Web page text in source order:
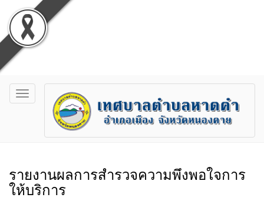
Toggle
navigation
รายงานผลการสำรวจความพึงพอใจการ
ให้บริการ